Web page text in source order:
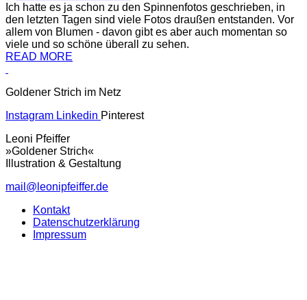
Ich hatte es ja schon zu den Spinnenfotos geschrieben, in
den letzten Tagen sind viele Fotos draußen entstanden. Vor
allem von Blumen - davon gibt es aber auch momentan so
viele und so schöne überall zu sehen.
READ MORE
Goldener Strich im Netz
Instagram Linkedin Pinterest
Leoni Pfeiffer
»Goldener Strich«
Illustration & Gestaltung
mail@leonipfeiffer.de
Kontakt
Datenschutzerklärung
Impressum